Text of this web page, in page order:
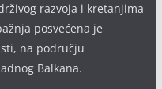
razvoja i kretanjima
posvećena je
na području
Balkana.